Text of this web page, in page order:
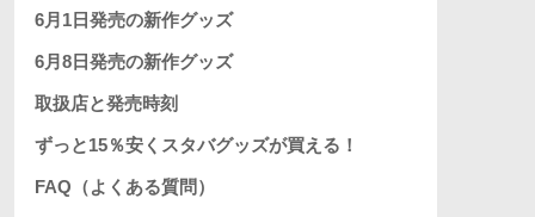
6月1日発売の新作グッズ
6月8日発売の新作グッズ
取扱店と発売時刻
ずっと15％安くスタバグッズが買える！
FAQ（よくある質問）